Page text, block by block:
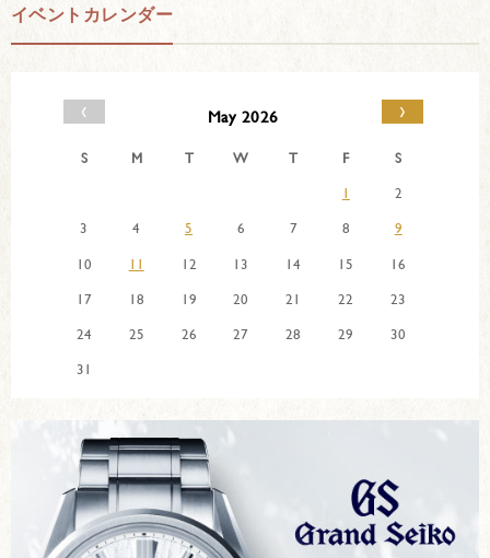
イベントカレンダー
‹ May 2026 ›
S M T W T F
S
1
2
3
4 5 6 7 8
9
10
11 12 13 14 15
16
17
18 19 20 21 22
23
24
25 26 27 28 29
30
31